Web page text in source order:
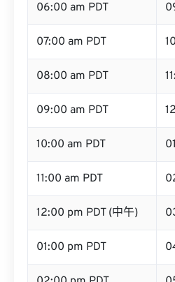
06:00 am PDT
07:00 am PDT
08:00 am PDT
09:00 am PDT
10:00 am PDT
11:00 am PDT
12:00 pm PDT (中午)
01:00 pm PDT